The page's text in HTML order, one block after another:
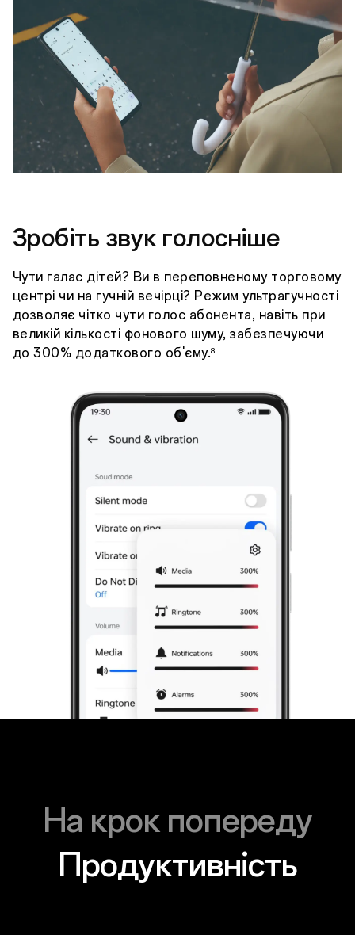
Зробіть звук голосніше
Чути галас дітей? Ви в переповненому торговому
центрі чи на гучній вечірці? Режим ультрагучності
дозволяє чітко чути голос абонента, навіть при
великій кількості фонового шуму, забезпечуючи
до 300% додаткового об'єму.8
На крок попереду
Продуктивність